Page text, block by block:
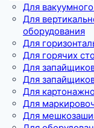
Для
Для
оборудования
Для
Для горячих
Для
Для
Для
Для
Для